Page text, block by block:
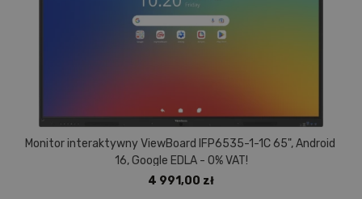
Monitor interaktywny ViewBoard IFP6535-1-1C 65", Android
16, Google EDLA - 0% VAT!
4 991,00 zł